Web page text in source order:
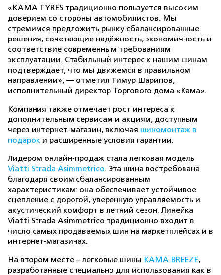
«KAMA TYRES традиционно пользуется высоким
доверием со стороны автомобилистов. Мы
стремимся предложить рынку сбалансированные
решения, сочетающие надёжность, экономичность и
соответствие современным требованиям
эксплуатации. Стабильный интерес к нашим шинам
подтверждает, что мы движемся в правильном
направлении», — отметил Тимур Шарипов,
исполнительный директор Торгового дома «Кама».
Компания также отмечает рост интереса к
дополнительным сервисам и акциям, доступным
через интернет-магазин, включая шиномонтаж в
подарок и расширенные условия гарантии.
Лидером онлайн-продаж стала легковая модель
Viatti Strada Asimmetrico. Эта шина востребована
благодаря своим сбалансированным
характеристикам: она обеспечивает устойчивое
сцепление с дорогой, уверенную управляемость и
акустический комфорт в летний сезон. Линейка
Viatti Strada Asimmetrico традиционно входит в
число самых продаваемых шин на маркетплейсах и в
интернет-магазинах.
На втором месте – легковые шины КАМА BREEZE,
разработанные специально для использования как в